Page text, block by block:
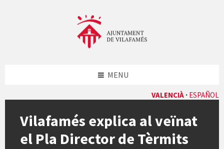
VALENCIÀ ESPAÑOL
MENU
Vilafamés explica al veïnat
el Pla Director de Tèrmits